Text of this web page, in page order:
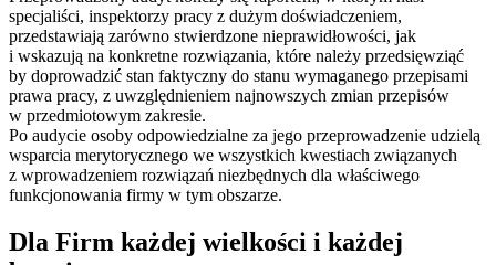
specjaliści, inspektorzy pracy z dużym doświadczeniem,
przedstawiają zarówno stwierdzone nieprawidłowości, jak
i wskazują na konkretne rozwiązania, które należy przedsięwziąć
by doprowadzić stan faktyczny do stanu wymaganego przepisami
prawa pracy, z uwzględnieniem najnowszych zmian przepisów
w przedmiotowym zakresie.
Po audycie osoby odpowiedzialne za jego przeprowadzenie udzielą
wsparcia merytorycznego we wszystkich kwestiach związanych
z wprowadzeniem rozwiązań niezbędnych dla właściwego
funkcjonowania firmy w tym obszarze.
Dla Firm każdej wielkości i każdej